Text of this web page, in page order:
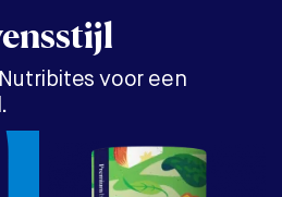
voor een